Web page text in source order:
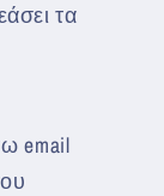
τα
email